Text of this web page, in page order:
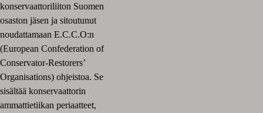
konservaattoriliiton Suomen
osaston jäsen ja sitoutunut
noudattamaan E.C.C.O:n
(European Confederation of
Conservator-Restorers’
Organisations) ohjeistoa. Se
sisältää konservaattorin
ammattietiikan periaatteet,